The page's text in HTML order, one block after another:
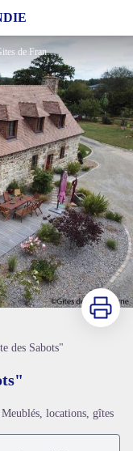
Gîtes de France "Gite des Sabots" - © Gites de France Orne
Imprimer
des Sabots"
locations, gîtes